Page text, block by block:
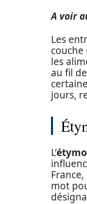
A voir
Les
les
au fil
jours,
L’
mot